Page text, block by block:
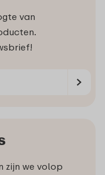
van
zijn we volop